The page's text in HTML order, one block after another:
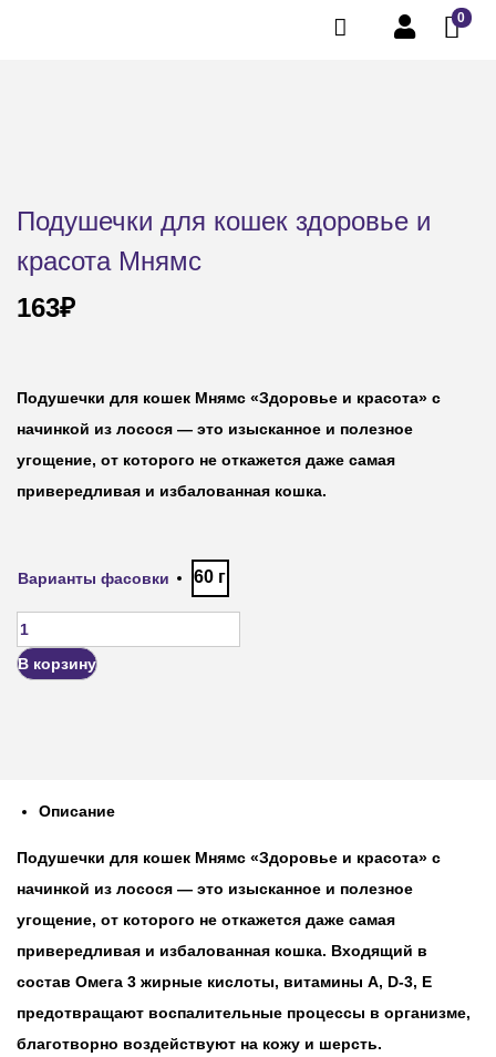
0
Подушечки для кошек здоровье и
красота Мнямс
163₽
Подушечки для кошек Мнямс «Здоровье и красота» с
начинкой из лосося — это изысканное и полезное
угощение, от которого не откажется даже самая
привередливая и избалованная кошка.
Варианты фасовки 60 г
В корзину
Описание
Подушечки для кошек Мнямс «Здоровье и красота» с
начинкой из лосося — это изысканное и полезное
угощение, от которого не откажется даже самая
привередливая и избалованная кошка. Входящий в
состав Омега 3 жирные кислоты, витамины A, D-3, E
предотвращают воспалительные процессы в организме,
благотворно воздействуют на кожу и шерсть.